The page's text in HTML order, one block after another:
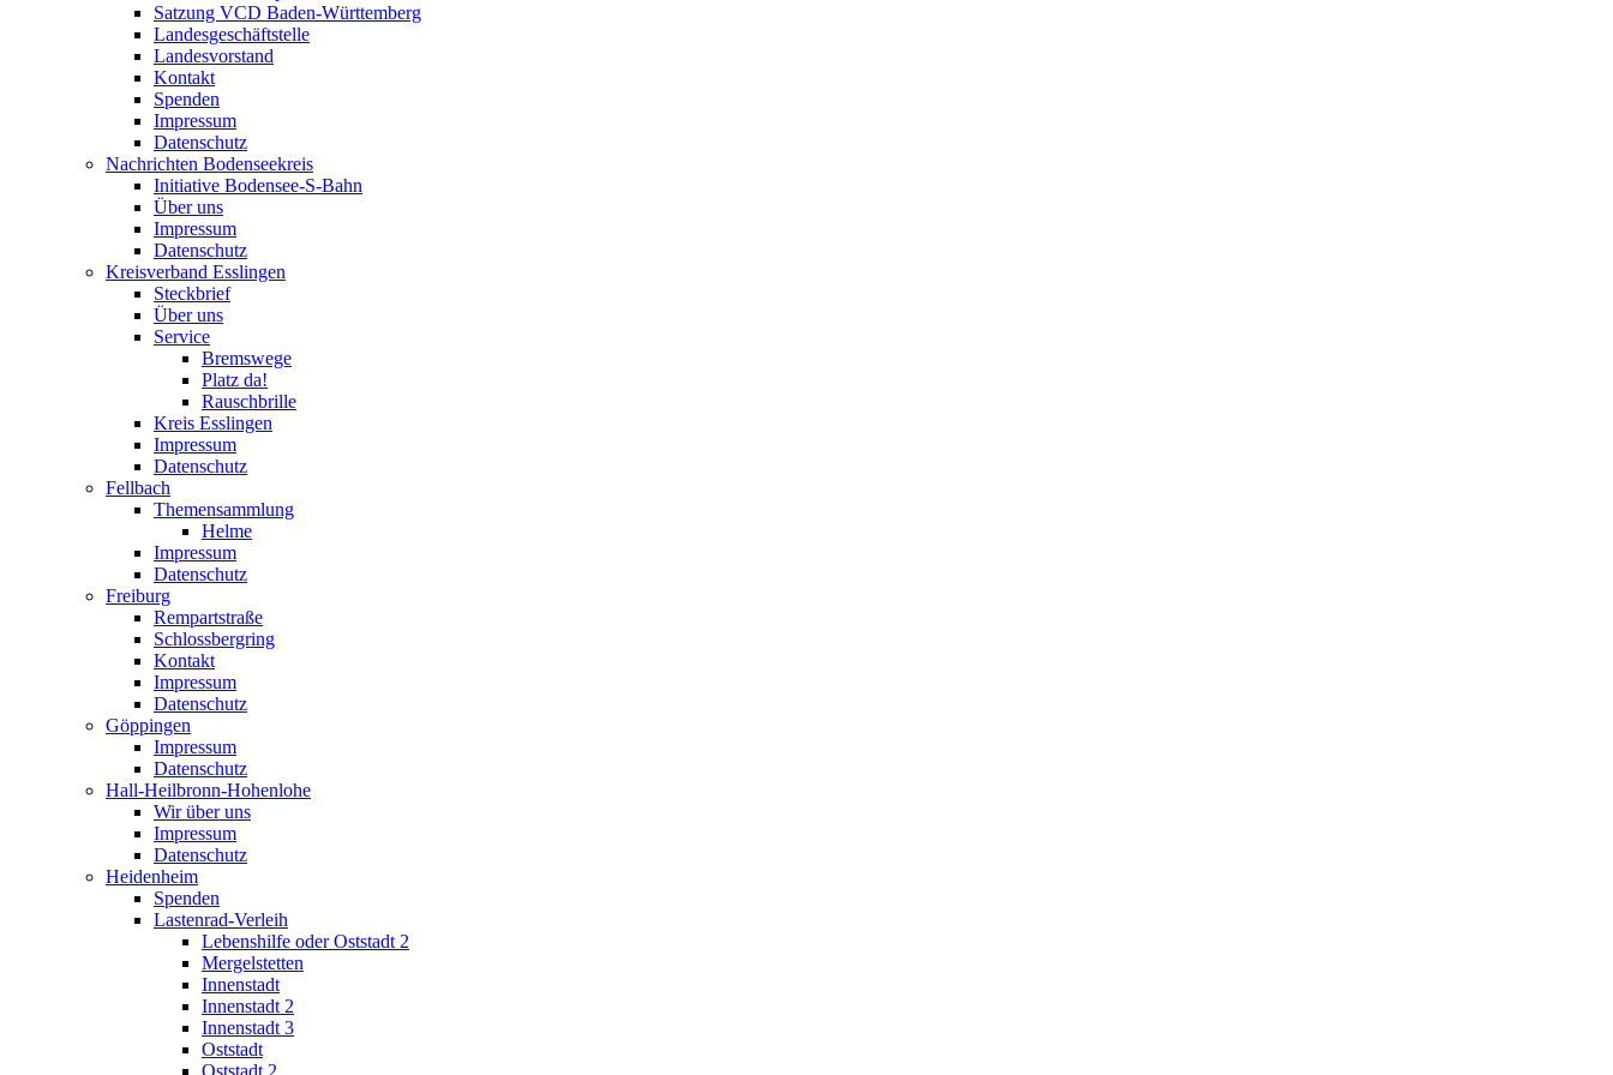
Satzung VCD Baden-Württemberg
Landesgeschäftstelle
Landesvorstand
Kontakt
Spenden
Impressum
Datenschutz
Nachrichten Bodenseekreis
Initiative Bodensee-S-Bahn
Über uns
Impressum
Datenschutz
Kreisverband Esslingen
Steckbrief
Über uns
Service
Bremswege
Platz da!
Rauschbrille
Kreis Esslingen
Impressum
Datenschutz
Fellbach
Themensammlung
Helme
Impressum
Datenschutz
Freiburg
Rempartstraße
Schlossbergring
Kontakt
Impressum
Datenschutz
Göppingen
Impressum
Datenschutz
Hall-Heilbronn-Hohenlohe
Wir über uns
Impressum
Datenschutz
Heidenheim
Spenden
Lastenrad-Verleih
Lebenshilfe oder Oststadt 2
Mergelstetten
Innenstadt
Innenstadt 2
Innenstadt 3
Oststadt
Oststadt 2